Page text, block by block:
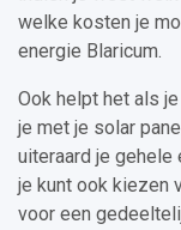
welke kosten je
energie Blaricum.
Ook helpt het als
je met je solar
uiteraard je gehele
je kunt ook kiezen
voor een